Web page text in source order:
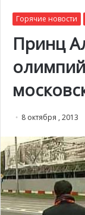
Горячие новости
Принц
8 октября , 2013